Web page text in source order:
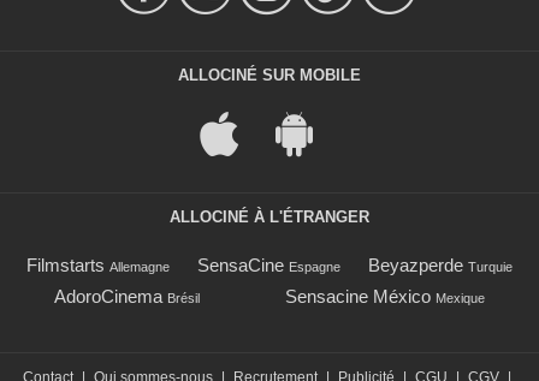
ALLOCINÉ SUR MOBILE
ALLOCINÉ À L'ÉTRANGER
Filmstarts Allemagne SensaCine Espagne Beyazperde Turquie
AdoroCinema Brésil Sensacine México Mexique